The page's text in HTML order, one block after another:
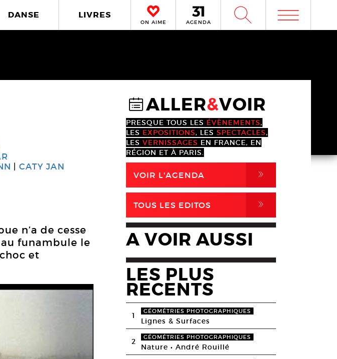
DANSE LIVRES
ON AIME AGENDA W m
CATY JAN
n’a de cesse
funambule le
et
@ALLER&VOIR
PRESQUE TOUS LES ÉVÈNEMENTS,
LES EXPOSITIONS, LES SPECTACLES,
LES VERNISSAGES EN FRANCE, EN
RÉGION ET À PARIS.
VOIR L'AGENDA ,
TOUS LES EDITOS ,
A VOIR AUSSI
LES PLUS
RECENTS
1 GÉOMÉTRIES PHOTOGRAPHIQUES
Lignes & Surfaces
2 GÉOMÉTRIES PHOTOGRAPHIQUES
Nature • André Rouillé